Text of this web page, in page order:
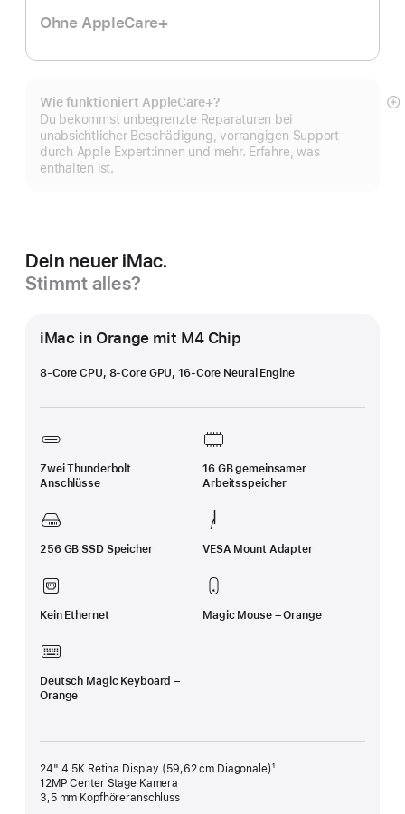
Ohne AppleCare+
Wie funktioniert AppleCare+?
Du bekommst unbegrenzte Reparaturen bei
unabsichtlicher Beschädigung, vorrangigen Support
durch Apple Expert:innen und mehr. Erfahre, was
enthalten ist.
Dein neuer iMac.
Stimmt alles?
iMac in Orange mit M4 Chip
8‑Core CPU, 8‑Core GPU, 16-Core Neural Engine
Zwei Thunderbolt
Anschlüsse
16 GB gemeinsamer
Arbeitsspeicher
256 GB SSD Speicher VESA Mount Adapter
Kein Ethernet Magic Mouse – Orange
Deutsch Magic Keyboard –
Orange
24" 4.5K Retina Display (59,62 cm Diagonale)¹
12MP Center Stage Kamera
3,5 mm Kopfhörer­anschluss